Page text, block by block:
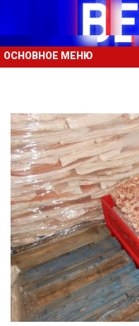
ОСНОВНОЕ МЕНЮ